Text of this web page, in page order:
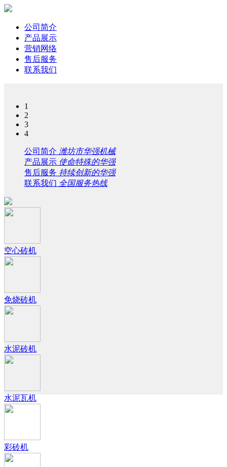
公司简介
产品展示
营销网络
售后服务
联系我们
1
2
3
4
公司简介 潍坊市华强机械
产品展示 使命特殊的华强
售后服务 持续创新的华强
联系我们 全国服务热线
空心砖机
免烧砖机
水泥砖机
水泥瓦机
彩砖机